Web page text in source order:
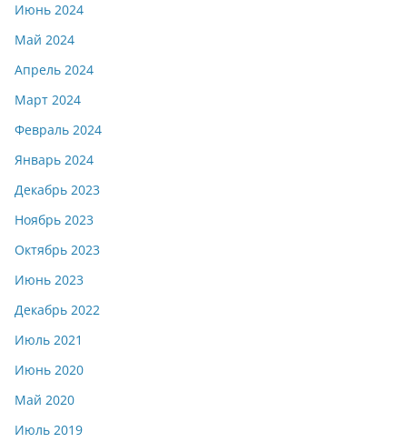
Июнь 2024
Май 2024
Апрель 2024
Март 2024
Февраль 2024
Январь 2024
Декабрь 2023
Ноябрь 2023
Октябрь 2023
Июнь 2023
Декабрь 2022
Июль 2021
Июнь 2020
Май 2020
Июль 2019